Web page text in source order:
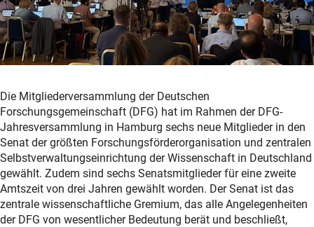
Die Mitgliederversammlung der Deutschen
Forschungsgemeinschaft (DFG) hat im Rahmen der DFG-
Jahresversammlung in Hamburg sechs neue Mitglieder in den
Senat der größten Forschungsförderorganisation und zentralen
Selbstverwaltungseinrichtung der Wissenschaft in Deutschland
gewählt. Zudem sind sechs Senatsmitglieder für eine zweite
Amtszeit von drei Jahren gewählt worden. Der Senat ist das
zentrale wissenschaftliche Gremium, das alle Angelegenheiten
der DFG von wesentlicher Bedeutung berät und beschließt,